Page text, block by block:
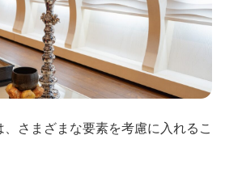
さまざまな要素を考慮に入れるこ